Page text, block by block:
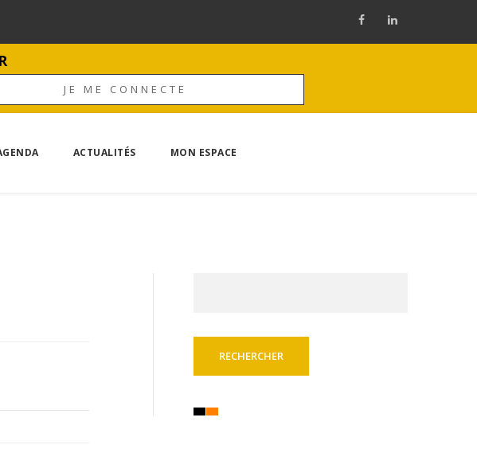
JE ME CONNECTE
ACTUALITÉS MON ESPACE